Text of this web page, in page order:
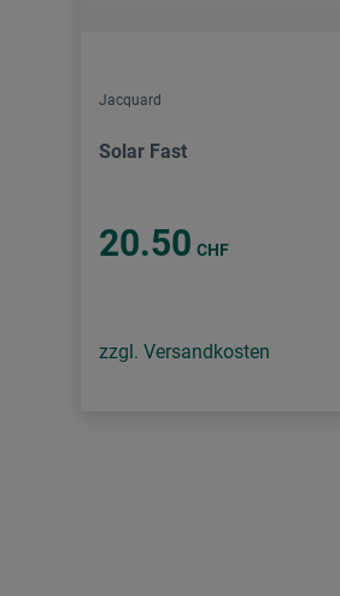
Jacquard
Solar Fast
20.50 CHF
zzgl. Versandkosten